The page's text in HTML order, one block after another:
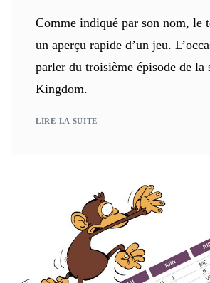
Comme indiqué par son nom, le
un aperçu rapide d’un jeu.
parler du troisième épisode de la
Kingdom.
LIRE LA SUITE